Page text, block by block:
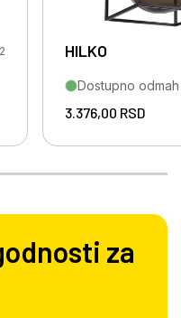
HILKO
Dostupno odmah
3.376,00 RSD
za